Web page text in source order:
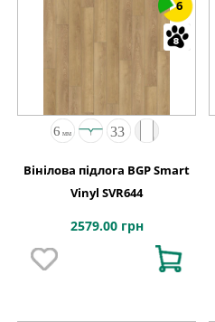
6
Вінілова підлога BGP Smart
Vinyl SVR644
2579.00 грн